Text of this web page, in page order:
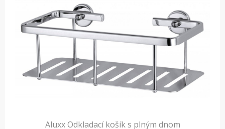
Aluxx Odkladací košík s plným dnom